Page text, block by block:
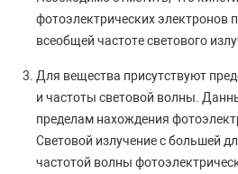
фотоэлектрических электронов
всеобщей частоте светового
Для вещества присутствуют
и частоты световой волны.
пределам нахождения
Световой излучение с большей
частотой волны